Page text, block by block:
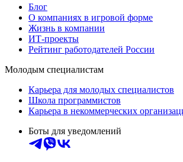
Блог
О компаниях в игровой форме
Жизнь в компании
ИТ-проекты
Рейтинг работодателей России
Молодым специалистам
Карьера для молодых специалистов
Школа программистов
Карьера в некоммерческих
Боты для уведомлений